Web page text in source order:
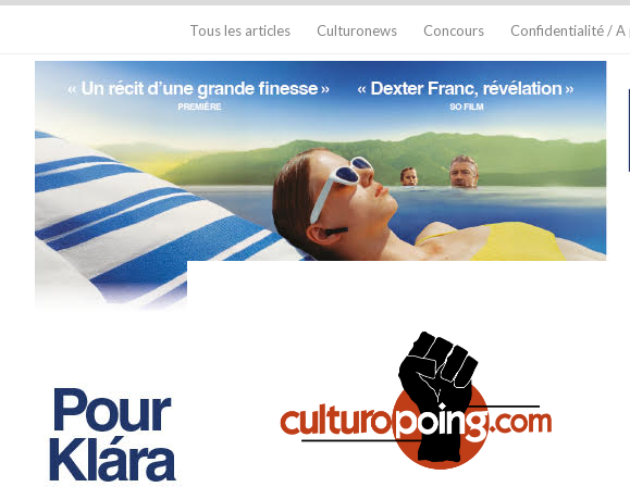
Tous les articles Culturonews Concours Confidentialité /